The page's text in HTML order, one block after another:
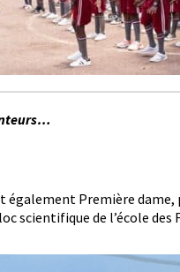
également Première
scientifique de l’école des